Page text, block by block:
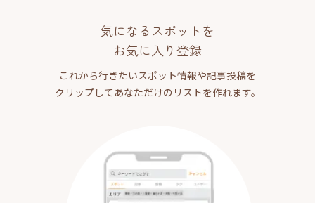
気になるスポットを
お気に入り登録
これから行きたいスポット情報や記事投稿を
クリップしてあなただけのリストを作れます。